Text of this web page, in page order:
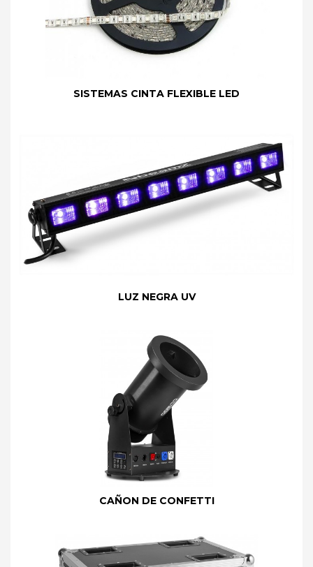
SISTEMAS CINTA FLEXIBLE LED
LUZ NEGRA UV
CAÑON DE CONFETTI